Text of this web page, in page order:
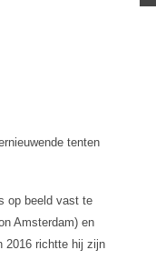
tenten
op beeld vast te
Amsterdam) en
2016 richtte hij zijn